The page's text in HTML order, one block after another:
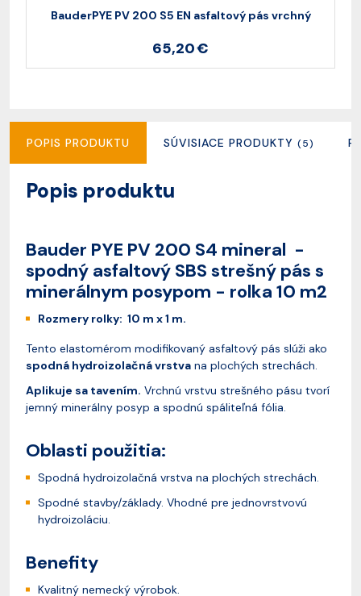
BauderPYE PV 200 S5 EN asfaltový pás vrchný
65,20 €
POPIS PRODUKTU SÚVISIACE PRODUKTY (5)
Popis produktu
Bauder PYE PV 200 S4 mineral -
spodný asfaltový SBS strešný pás s
minerálnym posypom - rolka 10 m2
Rozmery rolky: 10 m x 1 m.
Tento elastomérom modifikovaný asfaltový pás slúži ako
spodná hydroizolačná vrstva na plochých strechách.
Aplikuje sa tavením. Vrchnú vrstvu strešného pásu tvorí
jemný minerálny posyp a spodnú spáliteľná fólia.
Oblasti použitia:
Spodná hydroizolačná vrstva na plochých strechách.
Spodné stavby/základy. Vhodné pre jednovrstvovú
hydroizoláciu.
Benefity
Kvalitný nemecký výrobok.